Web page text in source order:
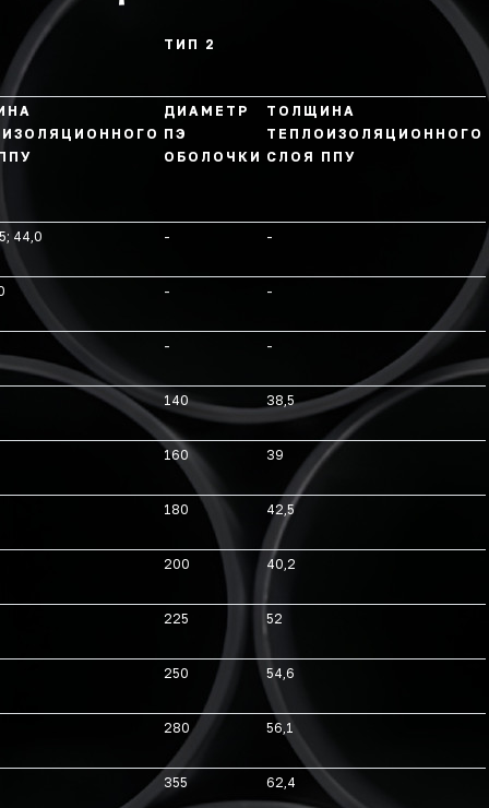
ТИП 2
ДИАМЕТР
ПЭ
ОБОЛОЧКИ
ТОЛЩИНА
ТЕПЛОИЗОЛЯЦИОННОГО
СЛОЯ ППУ
44,0 - -
- -
- -
140 38,5
160 39
180 42,5
200 40,2
225 52
250 54,6
280 56,1
355 62,4